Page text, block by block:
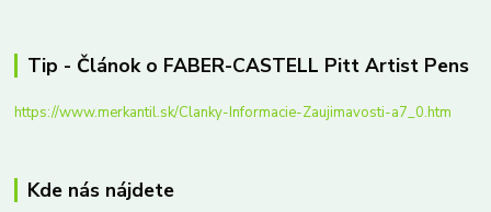
Tip - Článok o FABER-CASTELL Pitt Artist Pens
https://www.merkantil.sk/Clanky-Informacie-Zaujimavosti-a7_0.htm
Kde nás nájdete